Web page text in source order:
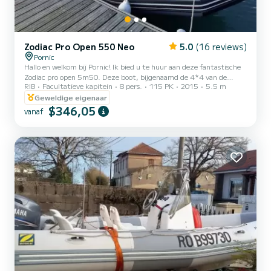
Zodiac Pro Open 550 Neo 5.0 (16 reviews)
Pornic
Hallo en welkom bij Pornic! Ik bied u te huur aan deze fantastische
Zodiac pro open 5m50. Deze boot, bijgenaamd de 4*4 van de
zeeën, is geschikt voor alle watersporten: duiken, watersporten,
vissen en wandelen. Dankzij de vele kisten kun je al je spullen
opbergen en heb je dus alle ruimte. Dankzij de vele banken,
waaronder een ligstoel, kunt u om veiligheidsredenen in groepen
personen is voor meer comfort. Dankzij de uitrusting kun...
RIB Facultatieve kapitein 8 pers. 115 PK 2015
5.5 m
Geweldige eigenaar
vanaf $346,05